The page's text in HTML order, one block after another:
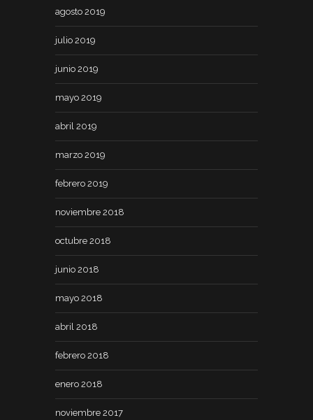
agosto 2019
julio 2019
junio 2019
mayo 2019
abril 2019
marzo 2019
febrero 2019
noviembre 2018
octubre 2018
junio 2018
mayo 2018
abril 2018
febrero 2018
enero 2018
noviembre 2017